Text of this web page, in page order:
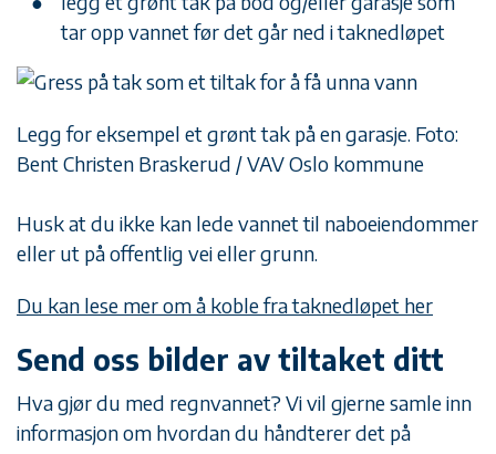
tar opp vannet før det går ned i taknedløpet
Legg for eksempel et grønt tak på en garasje. Foto:
Bent Christen Braskerud / VAV Oslo kommune
Husk at du ikke kan lede vannet til naboeiendommer
eller ut på offentlig vei eller grunn.
Du kan lese mer om å koble fra taknedløpet her
Send oss bilder av tiltaket ditt
Hva gjør du med regnvannet? Vi vil gjerne samle inn
informasjon om hvordan du håndterer det på